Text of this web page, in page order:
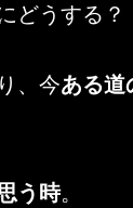
どうする？
、今ある道
う時。